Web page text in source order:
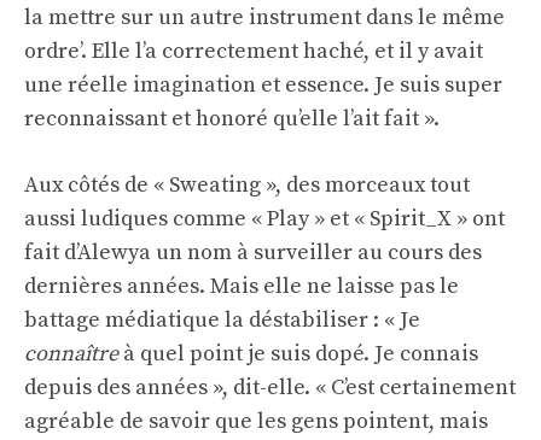
la mettre sur un autre instrument dans le même
ordre’. Elle l’a correctement haché, et il y avait
une réelle imagination et essence. Je suis super
reconnaissant et honoré qu’elle l’ait fait ».
Aux côtés de « Sweating », des morceaux tout
aussi ludiques comme « Play » et « Spirit_X » ont
fait d’Alewya un nom à surveiller au cours des
dernières années. Mais elle ne laisse pas le
battage médiatique la déstabiliser : « Je
connaîtreà quel point je suis dopé. Je connais
depuis des années », dit-elle. « C’est certainement
agréable de savoir que les gens pointent, mais